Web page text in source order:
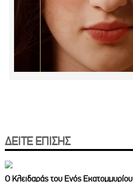
ΔΕΙΤΕ ΕΠΙΣΗΣ
Ο Κλειδαράς του Ενός Εκατομμυρίου